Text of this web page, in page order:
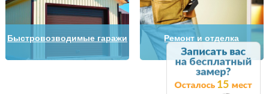
15
Быстровозводимые гаражи Ремонт и отделка